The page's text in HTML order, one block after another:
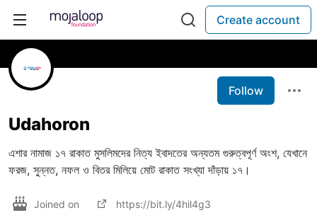
Create account
Follow
Udahoron
এশার নামাজ ১৭ রাকাত মুসলিমদের নিত্য ইবাদতের অন্যতম গুরুত্বপূর্ণ অংশ, যেখানে
ফরজ, সুন্নত, নফল ও বিতর মিলিয়ে মোট রাকাত সংখ্যা দাঁড়ায় ১৭।
Joined on https://bit.ly/4hil4g3